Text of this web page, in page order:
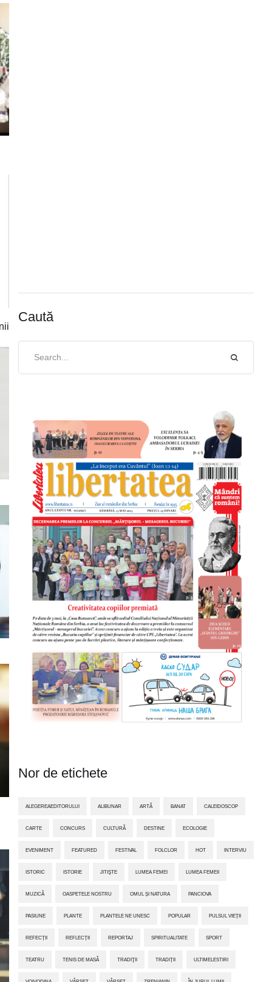
Caută
Nor de etichete
ALEGEREAEDITORULUI ALIBUNAR ARTĂ BANAT CALEIDOSCOP
CARTE CONCURS CULTURĂ DESTINE ECOLOGIE
EVENIMENT FEATURED FESTIVAL FOLCLOR HOT INTERVIU
ISTORIC ISTORIE JITIŞTE LUMEA FEMEI LUMEA FEMEII
MUZICĂ OASPETELE NOSTRU OMUL ȘI NATURA PANCIOVA
PASIUNE PLANTE PLANTELE NE UNESC POPULAR PULSUL VIEȚII
REFECȚII REFLECȚII REPORTAJ SPIRITUALITATE SPORT
TEATRU TENIS DE MASĂ TRADIŢII TRADIȚII ULTIMELESTIRI